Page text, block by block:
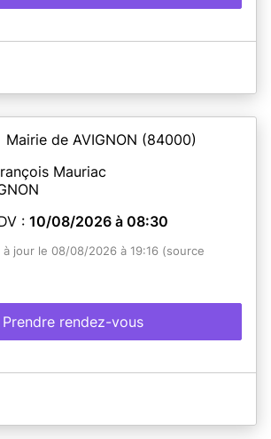
Mairie de AVIGNON (84000)
Mauriac
: 10/08/2026 à 08:30
à jour le 08/08/2026 à 19:16 (source
Prendre rendez-vous